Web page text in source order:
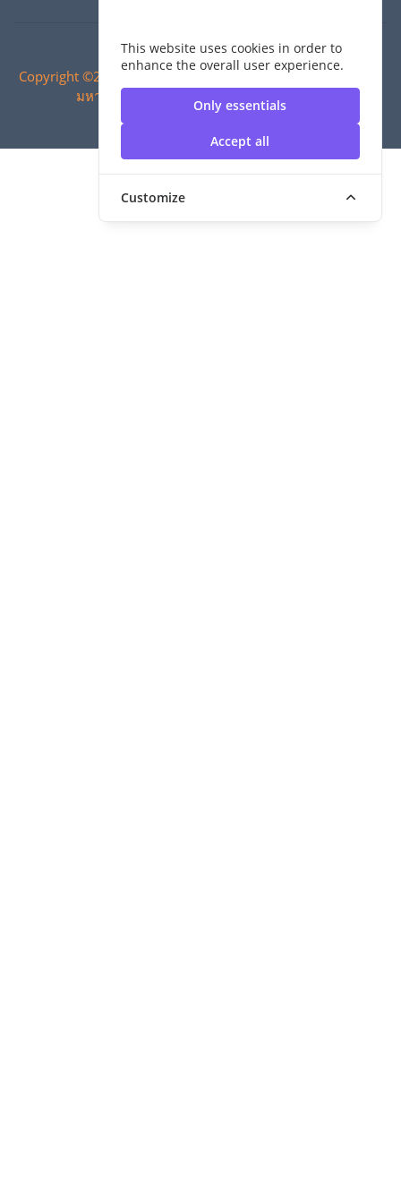
This website uses cookies in order to
enhance the overall user experience.
Only essentials
Accept all
Customize
Copyright ©2024 สำนักวิทยบริการและเทคโนโลยีสารสนเทศ |
มหาวิทยาลัยเทคโนโลยีราชมงคลสุวรรณภูมิ